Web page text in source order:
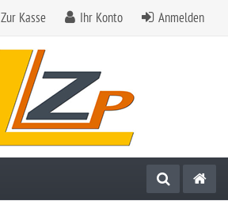
Zur Kasse Ihr Konto Anmelden